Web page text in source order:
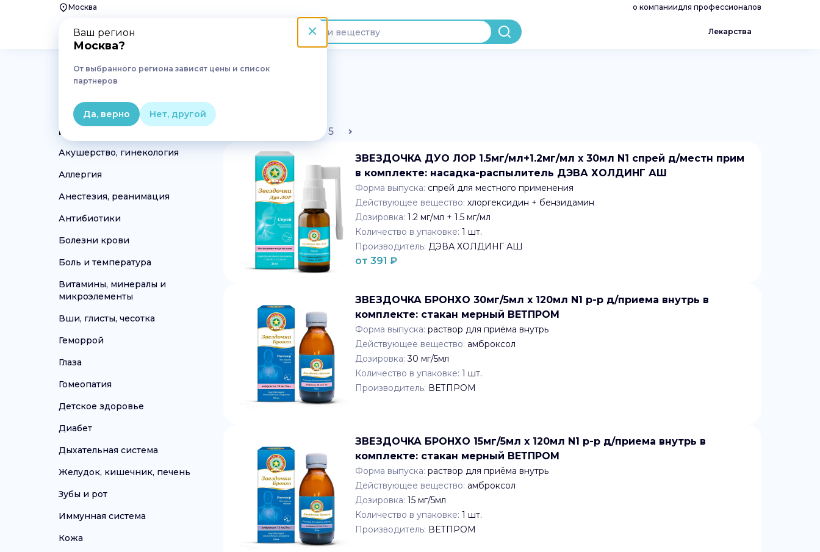
Москва
Ваш регион
Москва?
От выбранного региона зависят цены и список
партнеров
Да, верно Нет, другой
о компаниидля профессионалов
Лекарства
Лекарства
Лекарства в Москве
Категория
Акушерство, гинекология
Аллергия
Анестезия, реанимация
Антибиотики
Болезни крови
Боль и температура
Витамины, минералы и
микроэлементы
Вши, глисты, чесотка
Геморрой
Глаза
Гомеопатия
Детское здоровье
Диабет
Дыхательная система
Желудок, кишечник, печень
Зубы и рот
Иммунная система
Кожа
5
ЗВЕЗДОЧКА ДУО ЛОР 1.5мг/мл+1.2мг/мл x 30мл N1 спрей д/местн прим
в комплекте: насадка-распылитель ДЭВА ХОЛДИНГ АШ
Форма выпуска: спрей для местного применения
Действующее вещество: хлоргексидин + бензидамин
Дозировка: 1.2 мг/мл + 1.5 мг/мл
Количество в упаковке: 1 шт.
Производитель: ДЭВА ХОЛДИНГ АШ
от 391 ₽
ЗВЕЗДОЧКА БРОНХО 30мг/5мл x 120мл N1 р-р д/приема внутрь в
комплекте: стакан мерный ВЕТПРОМ
Форма выпуска: раствор для приёма внутрь
Действующее вещество: амброксол
Дозировка: 30 мг/5мл
Количество в упаковке: 1 шт.
Производитель: ВЕТПРОМ
ЗВЕЗДОЧКА БРОНХО 15мг/5мл x 120мл N1 р-р д/приема внутрь в
комплекте: стакан мерный ВЕТПРОМ
Форма выпуска: раствор для приёма внутрь
Действующее вещество: амброксол
Дозировка: 15 мг/5мл
Количество в упаковке: 1 шт.
Производитель: ВЕТПРОМ